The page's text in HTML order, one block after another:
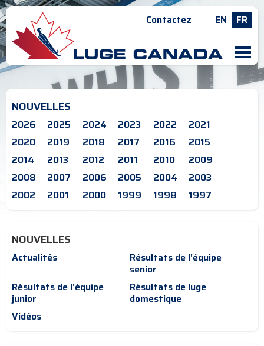
Contactez EN FR
M
NOUVELLES
2026 2025 2024 2023 2022
2021
2020
2019 2018 2017 2016
2015
2014
2013 2012 2011 2010
2009
2008
2007 2006 2005 2004
2003
2002
2001 2000 1999 1998 1997
NOUVELLES
Actualités
Résultats de l'équipe
senior
Résultats de l'équipe
junior
Résultats de luge
domestique
Vidéos